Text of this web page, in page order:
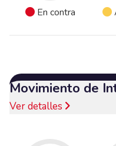
En contra
Movimiento de
Ver detalles